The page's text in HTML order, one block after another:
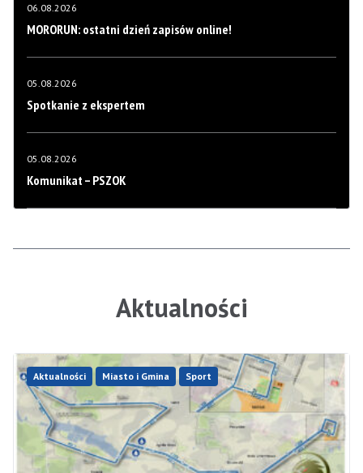
06.08.2026
MORORUN: ostatni dzień zapisów online!
05.08.2026
Spotkanie z ekspertem
05.08.2026
Komunikat – PSZOK
Aktualności
Aktualności Miasto i Gmina Sport